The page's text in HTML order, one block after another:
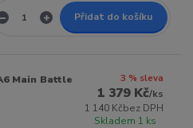
Přidat do košíku
Main Battle
3 % sleva
1 379 Kč/ks
1 140 Kčbez DPH
Skladem 1 ks